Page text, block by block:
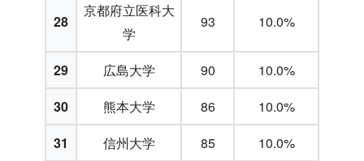
28
京都府立医科大
学
93 10.0%
29 広島大学 90
10.0%
30
熊本大学 86
10.0%
31
信州大学 85
10.0%